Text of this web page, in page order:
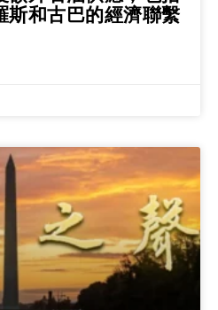
斯和古巴的經濟聯繫